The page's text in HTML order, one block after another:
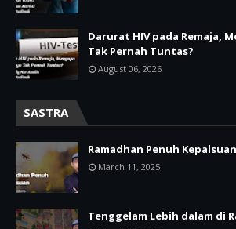
Darurat HIV pada Remaja,
Tak Pernah Tuntas?
August 06, 2026
SASTRA
Ramadhan Penuh Kepalsuan
March 11, 2025
Tenggelam Lebih dalam di